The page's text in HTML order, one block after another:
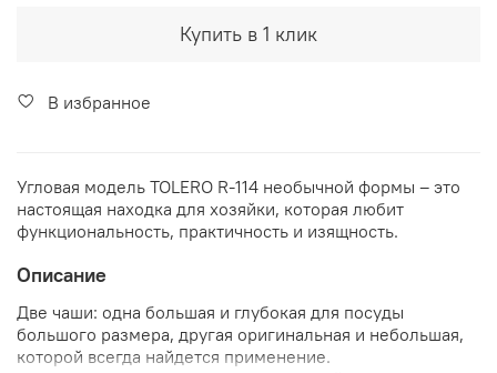
Купить в 1 клик
В избранное
Угловая модель TOLERO R-114 необычной формы – это
настоящая находка для хозяйки, которая любит
функциональность, практичность и изящность.
Описание
Две чаши: одна большая и глубокая для посуды
большого размера, другая оригинальная и небольшая,
которой всегда найдется применение.